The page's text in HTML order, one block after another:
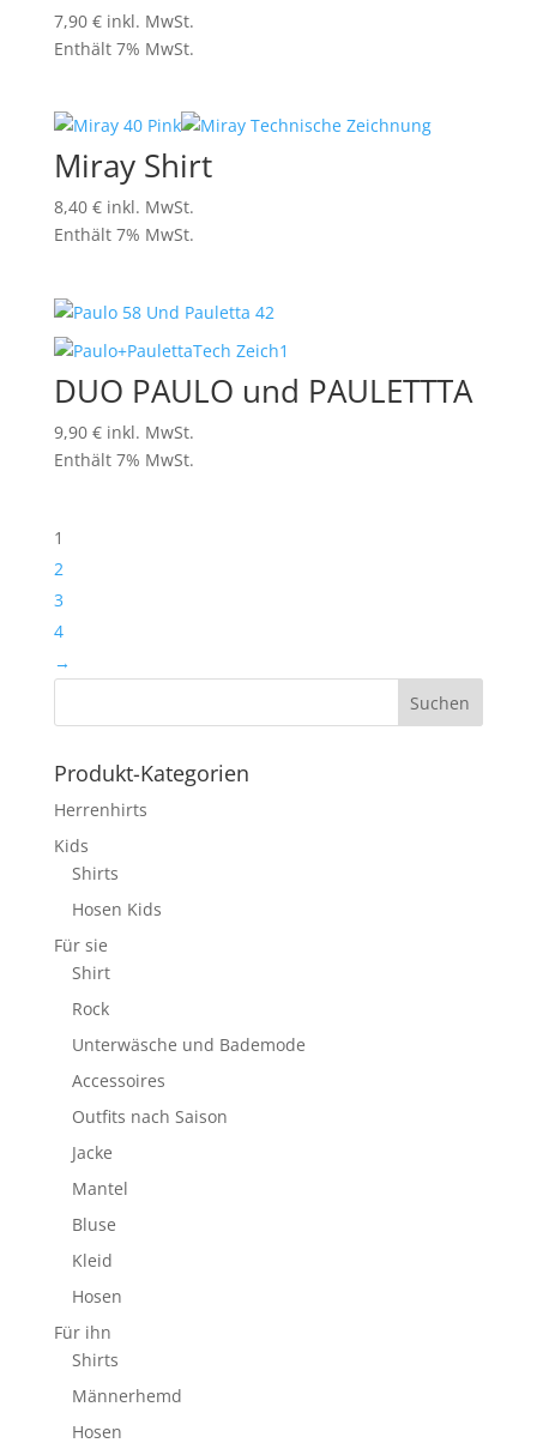
7,90 € inkl. MwSt.
Enthält 7% MwSt.
Miray Shirt
8,40 € inkl. MwSt.
Enthält 7% MwSt.
DUO PAULO und PAULETTTA
9,90 € inkl. MwSt.
Enthält 7% MwSt.
1
2
3
4
→
Produkt-Kategorien
Herrenhirts
Kids
Shirts
Hosen Kids
Für sie
Shirt
Rock
Unterwäsche und Bademode
Accessoires
Outfits nach Saison
Jacke
Mantel
Bluse
Kleid
Hosen
Für ihn
Shirts
Männerhemd
Hosen